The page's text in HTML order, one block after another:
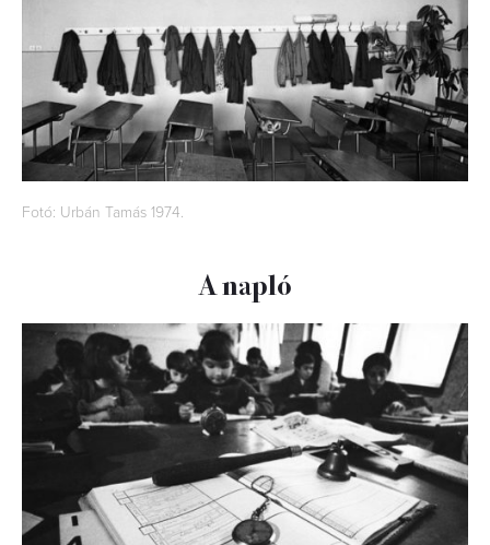
Fotó: Urbán Tamás 1974.
A napló